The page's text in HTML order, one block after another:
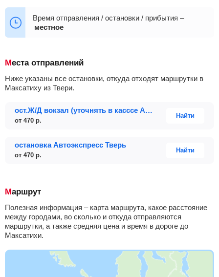
08:20 09:20 09:40
06:40 07:15 07:30
Время отправления / остановки / прибытия –
местное
Места отправлений
Ниже указаны все остановки, откуда отходят маршрутки в
Максатиху из Твери.
ост.Ж/Д вокзал (уточнять в касссе Автоэкспресс)
от 470 р.
Найти
остановка Автоэкспресс Тверь
от 470 р.
Найти
Маршрут
Полезная информация – карта маршрута, какое расстояние
между городами, во сколько и откуда отправляются
маршрутки, а также средняя цена и время в дороге до
Максатихи.